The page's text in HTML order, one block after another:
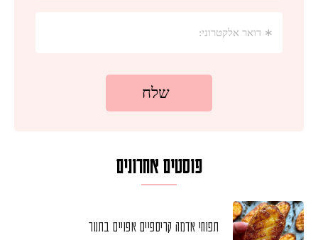
פוסטים אחרונים
תפוחי אדמה קריספיים אפויים בתנור